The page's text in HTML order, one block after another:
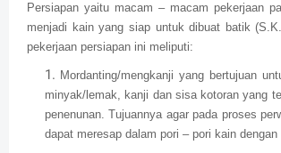
Persiapan yaitu macam – macam pekerjaan
menjadi kain yang siap untuk dibuat batik
pekerjaan persiapan ini meliputi:
Mordanting/mengkanji yang bertujuan
minyak/lemak, kanji dan sisa kotoran yang
penenunan. Tujuannya agar pada proses
dapat meresap dalam pori – pori kain dengan